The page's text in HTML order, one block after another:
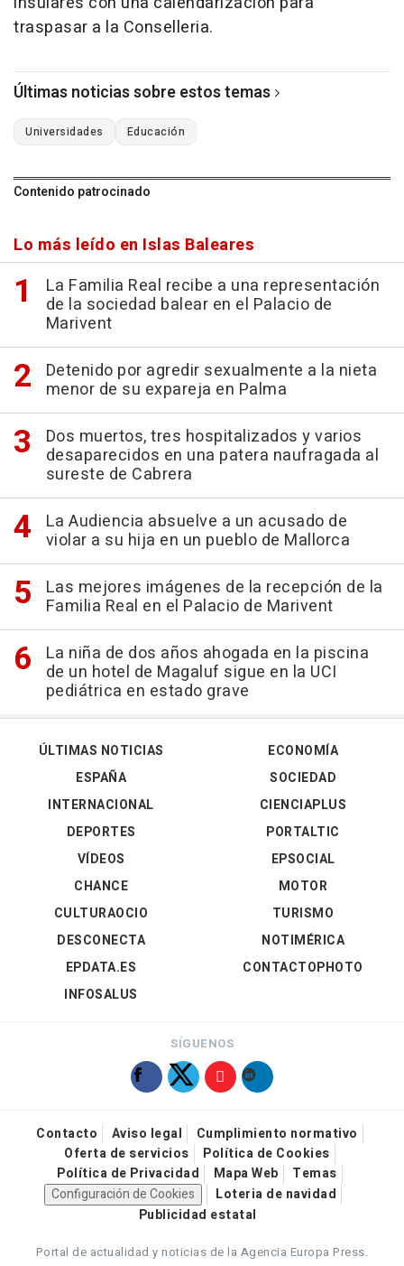
traspasar a la Conselleria.
Últimas noticias sobre estos temas
Universidades Educación
Contenido patrocinado
Lo más leído en Islas Baleares
La Familia Real recibe a una representación
de la sociedad balear en el Palacio de
Marivent
Detenido por agredir sexualmente a la nieta
menor de su expareja en Palma
Dos muertos, tres hospitalizados y varios
desaparecidos en una patera naufragada al
sureste de Cabrera
La Audiencia absuelve a un acusado de
violar a su hija en un pueblo de Mallorca
Las mejores imágenes de la recepción de la
Familia Real en el Palacio de Marivent
La niña de dos años ahogada en la piscina
de un hotel de Magaluf sigue en la UCI
pediátrica en estado grave
ÚLTIMAS NOTICIAS
ESPAÑA
INTERNACIONAL
DEPORTES
VÍDEOS
ECONOMÍA
SOCIEDAD
CIENCIAPLUS
PORTALTIC
EPSOCIAL
CHANCE
CULTURAOCIO
DESCONECTA
EPDATA.ES
INFOSALUS
MOTOR
TURISMO
NOTIMÉRICA
CONTACTOPHOTO
SÍGUENOS
Contacto Aviso legal
Cumplimiento normativo
Oferta de servicios
Política de Cookies
Política de Privacidad
Mapa Web
Temas
Configuración de Cookies
Loteria de navidad
Publicidad estatal
Portal de actualidad y noticias de la Agencia Europa Press.